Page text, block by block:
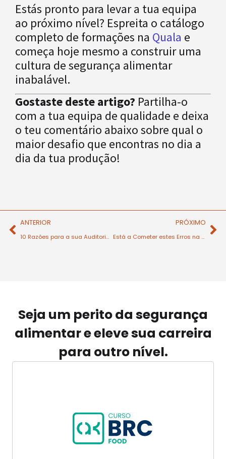
Estás pronto para levar a tua equipa
ao próximo nível? Espreita o catálogo
completo de formações na Quala e
começa hoje mesmo a construir uma
cultura de segurança alimentar
inabalável.
Gostaste deste artigo? Partilha-o
com a tua equipa de qualidade e deixa
o teu comentário abaixo sobre qual o
maior desafio que encontras no dia a
dia da tua produção!
ANTERIOR
10 Razões para a sua Auditoria Interna não estar a Funcionar (e como resolver)
PRÓXIMO
Está a Cometer estes Erros na Rotulagem?
Seja um perito da segurança
alimentar e eleve sua carreira
para outro nível.